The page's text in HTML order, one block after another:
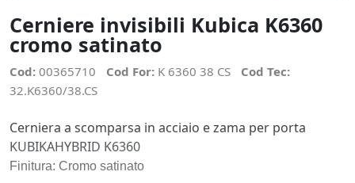
Cerniere invisibili Kubica K6360
cromo satinato
Cod: 00365710 Cod For: K 6360 38 CS
Cod Tec:
32.K6360/38.CS
Cerniera a scomparsa in acciaio e zama per porta
KUBIKAHYBRID K6360
Finitura: Cromo satinato